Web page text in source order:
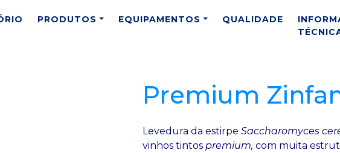
PRODUTOS EQUIPAMENTOS QUALIDADE
Premium
Levedura da estirpe Saccharomyces
vinhos tintos premium, com muita